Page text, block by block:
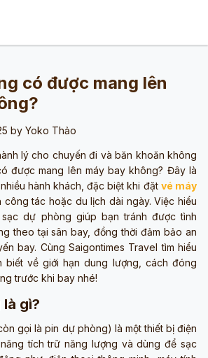
có được mang lên
by Yoko Thảo
lý cho chuyến đi và băn khoăn không
được mang lên máy bay không? Đây là
hành khách, đặc biệt khi đặt vé máy
công tác hoặc du lịch dài ngày. Việc hiểu
dự phòng giúp bạn tránh được tình
theo tại sân bay, đồng thời đảm bảo an
bay. Cùng Saigontimes Travel tìm hiểu
biết về giới hạn dung lượng, cách đóng
trước khi bay nhé!
gì?
gọi là pin dự phòng) là một thiết bị điện
tích trữ năng lượng và dùng để sạc